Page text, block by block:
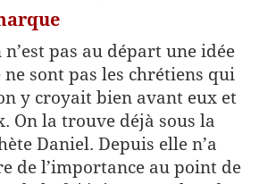
pas au départ une idée
sont pas les chrétiens qui
y croyait bien avant eux et
On la trouve déjà sous la
Daniel. Depuis elle n’a
de l’importance au point de